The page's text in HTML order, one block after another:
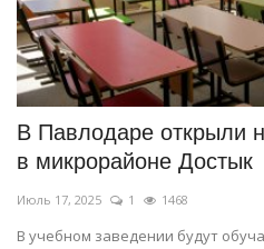
В Павлодаре открыли
в микрорайоне Достык
Июль 17, 2025 1 1468
В учебном заведении будут